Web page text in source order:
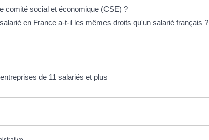
comité social et économique (CSE) ?
en France a-t-il les mêmes droits qu'un salarié français ?
de 11 salariés et plus